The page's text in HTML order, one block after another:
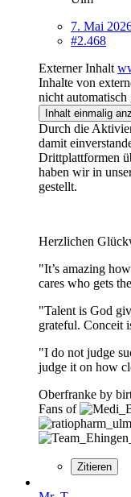
7. Mai
#2.468
Externer Inhalt
Inhalte von
nicht automatisch
Inhalt einmalig
Durch die
damit
Drittplattformen
haben wir in
gestellt.
Herzlichen
"It’s amazing
cares who gets
"Talent is God
grateful. Conceit
"I do not judge
judge it on how
Oberfranke by
Fans of
Zitieren